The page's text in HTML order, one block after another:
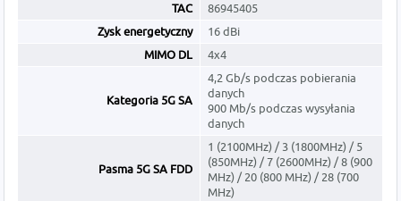
TAC
86945405
Zysk energetyczny
16 dBi
MIMO DL
4x4
Kategoria 5G SA
4,2 Gb/s podczas pobierania
danych
900 Mb/s podczas wysyłania
danych
Pasma 5G SA FDD
1 (2100MHz) / 3 (1800MHz) / 5
(850MHz) / 7 (2600MHz) / 8 (900
MHz) / 20 (800 MHz) / 28 (700
MHz)